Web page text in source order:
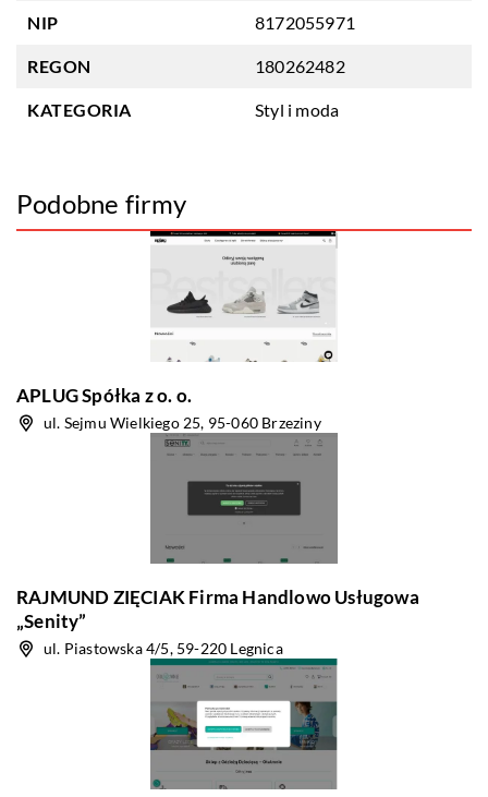
NIP 8172055971
REGON 180262482
KATEGORIA Styl i moda
Podobne firmy
APLUG Spółka z o. o.
ul. Sejmu Wielkiego 25, 95-060 Brzeziny
RAJMUND ZIĘCIAK Firma Handlowo Usługowa
„Senity”
ul. Piastowska 4/5, 59-220 Legnica